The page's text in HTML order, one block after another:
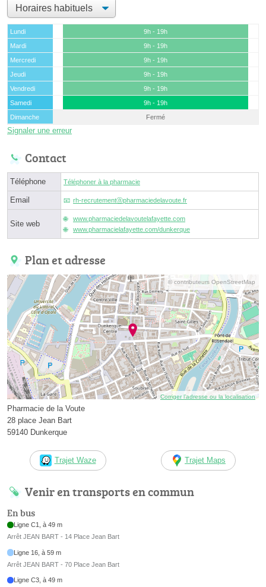
Lundi
9h - 19h
Mardi
9h - 19h
Mercredi
9h - 19h
Jeudi
9h - 19h
Vendredi
9h - 19h
Samedi
9h - 19h
Dimanche
Fermé
Signaler une erreur
Contact
Téléphone Téléphoner à la pharmacie
Email rh-recrutementⓐpharmaciedelavoute.fr
Site web
www.pharmaciedelavoutelafayette.com
www.pharmacielafayette.com/dunkerque
Plan et adresse
© contributeurs OpenStreetMap
Corriger l’adresse ou la localisation
Pharmacie de la Voute
28 place Jean Bart
59140 Dunkerque
Trajet Waze Trajet Maps
Venir en transports en commun
En bus
Ligne C1, à 49 m
Arrêt JEAN BART - 14 Place Jean Bart
Ligne 16, à 59 m
Arrêt JEAN BART - 70 Place Jean Bart
Ligne C3, à 49 m